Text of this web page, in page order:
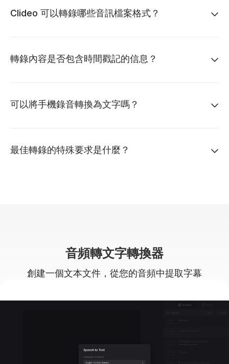
Clideo 可以轉錄哪些音訊檔案格式？
轉錄內容是否包含時間戳記的信息？
可以將手機錄音轉換為文字嗎？
最佳轉錄的特殊要求是什麼？
音頻轉文字轉換器
創建一個文本文件，從您的音頻中提取字幕